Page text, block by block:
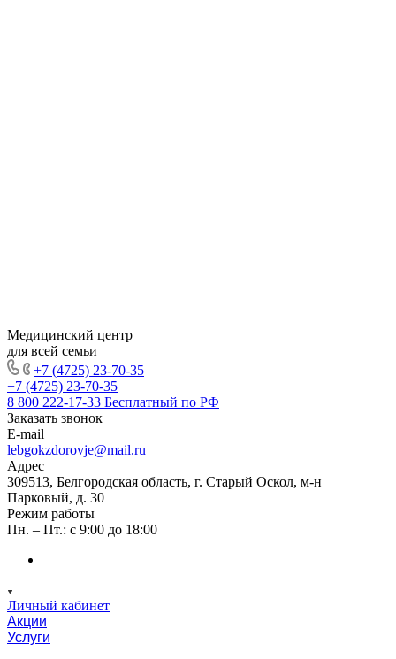
Медицинский центр
для всей семьи
+7 (4725) 23-70-35
+7 (4725) 23-70-35
8 800 222-17-33 Бесплатный по РФ
Заказать звонок
E-mail
lebgokzdorovje@mail.ru
Адрес
309513, Белгородская область, г. Старый Оскол, м-н
Парковый, д. 30
Режим работы
Пн. – Пт.: с 9:00 до 18:00
Личный кабинет
Акции
Услуги